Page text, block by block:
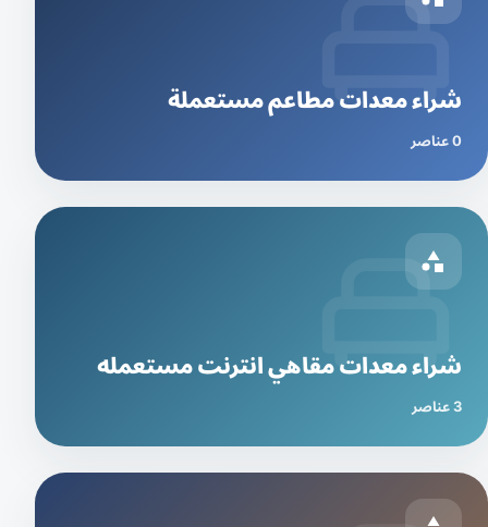
شراء معدات مطاعم مستعملة
0 عناصر
شراء معدات مقاهي انترنت مستعمله
3 عناصر